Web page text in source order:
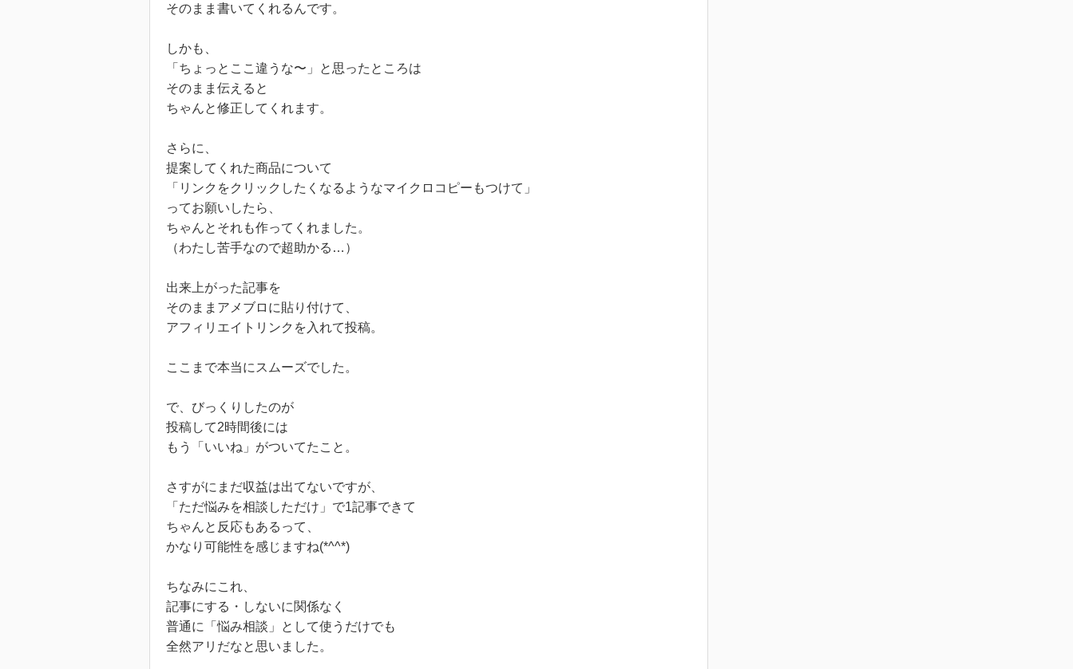
そのまま書いてくれるんです。
しかも、
「ちょっとここ違うな〜」と思ったところは
そのまま伝えると
ちゃんと修正してくれます。
さらに、
提案してくれた商品について
「リンクをクリックしたくなるようなマイクロコピーもつけて」
ってお願いしたら、
ちゃんとそれも作ってくれました。
（わたし苦手なので超助かる…）
出来上がった記事を
そのままアメブロに貼り付けて、
アフィリエイトリンクを入れて投稿。
ここまで本当にスムーズでした。
で、びっくりしたのが
投稿して2時間後には
もう「いいね」がついてたこと。
さすがにまだ収益は出てないですが、
「ただ悩みを相談しただけ」で1記事できて
ちゃんと反応もあるって、
かなり可能性を感じますね(*^^*)
ちなみにこれ、
記事にする・しないに関係なく
普通に「悩み相談」として使うだけでも
全然アリだなと思いました。